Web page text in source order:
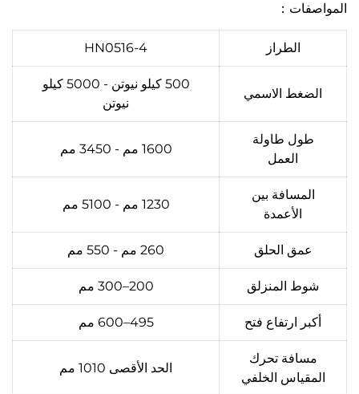
المواصفات：
الطراز HN0516-4
الضغط الاسمي
500 كيلو نيوتن - 5000 كيلو
نيوتن
طول طاولة
العمل
1600 مم - 3450 مم
المسافة بين
الأعمدة
1230 مم - 5100 مم
عمق الحلق 260 مم - 550 مم
شوط المنزلق 200–300 مم
أكبر ارتفاع فتح 495–600 مم
مسافة تحرك
المقياس الخلفي
الحد الأقصى 1010 مم